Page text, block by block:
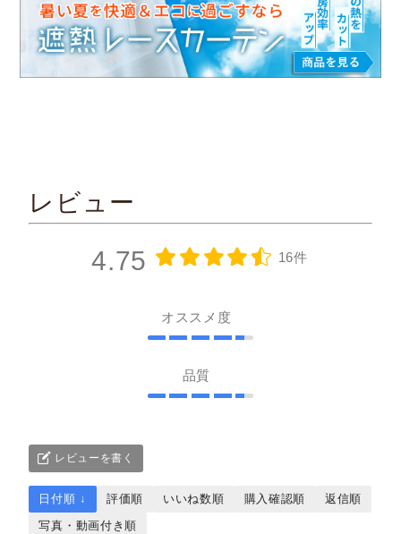
やや透け感あり／人の輪郭が見える
Class３
透け感はない／部屋に人が居るのがわからない
※レースカーテンに10cm近く接近すると、透け感のない
レースでもぼんやりとシルエットがわかる場合がありま
レビュー
4.75 16件
オススメ度
品質
レビューを書く
日付順 ↓ 評価順 いいね数順 購入確認順
返信順
写真・動画付き順